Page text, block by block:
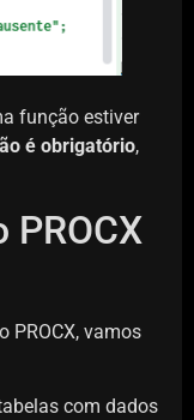
função estiver
é obrigatório,
PROCX, vamos
com dados